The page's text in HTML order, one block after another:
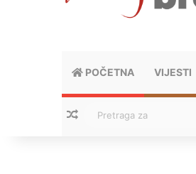
POČETNA VIJESTI
Nasumični tekstovi